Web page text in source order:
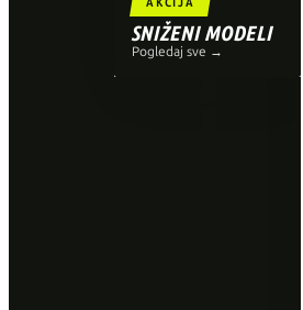
AKCIJA
SNIŽENI MODELI
Pogledaj sve →